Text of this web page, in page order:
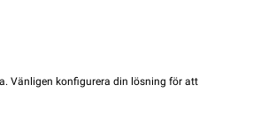
Vänligen konfigurera din lösning för att